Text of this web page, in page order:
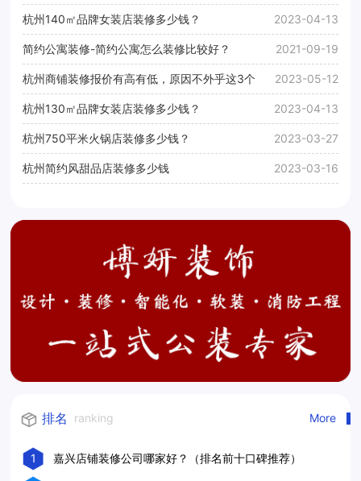
杭州140㎡品牌女装店装修多少钱？ 2023-04-13
简约公寓装修-简约公寓怎么装修比较好？ 2021-09-19
杭州商铺装修报价有高有低，原因不外乎这3个 2023-05-12
杭州130㎡品牌女装店装修多少钱？ 2023-04-13
杭州750平米火锅店装修多少钱？ 2023-03-27
杭州简约风甜品店装修多少钱 2023-03-16
排名 ranking More
1 嘉兴店铺装修公司哪家好？（排名前十口碑推荐）